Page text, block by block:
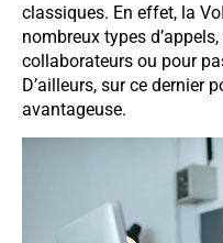
classiques. En effet, la
nombreux types
collaborateurs ou pour
D’ailleurs, sur ce dernier
avantageuse.